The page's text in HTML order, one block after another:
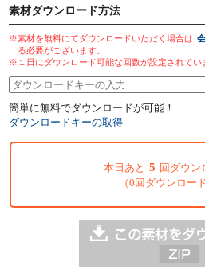
素材ダウンロード方法
※素材を無料にてダウンロードいただく場合は
る必要がございます。
※１日にダウンロード可能な回数が設定されてい
簡単に無料でダウンロードが可能！
ダウンロードキーの取得
本日あと 5 回ダウン
（0回ダウンロー